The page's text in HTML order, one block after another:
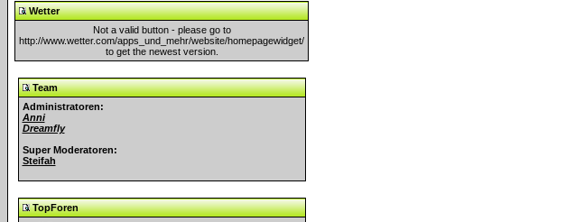
Wetter
Not a valid button - please go to
http://www.wetter.com/apps_und_mehr/website/homepagewidget/
to get the newest version.
Team
Administratoren:
Anni
Dreamfly
Super Moderatoren:
Steifah
TopForen